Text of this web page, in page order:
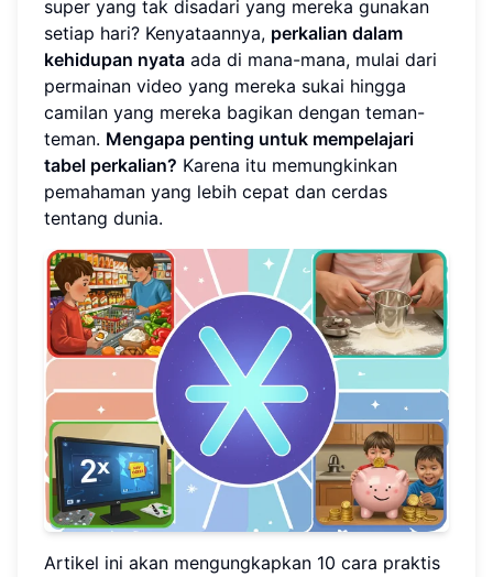
super yang tak disadari yang mereka gunakan
setiap hari? Kenyataannya, perkalian dalam
kehidupan nyata ada di mana-mana, mulai dari
permainan video yang mereka sukai hingga
camilan yang mereka bagikan dengan teman-
teman. Mengapa penting untuk mempelajari
tabel perkalian? Karena itu memungkinkan
pemahaman yang lebih cepat dan cerdas
tentang dunia.
Artikel ini akan mengungkapkan 10 cara praktis